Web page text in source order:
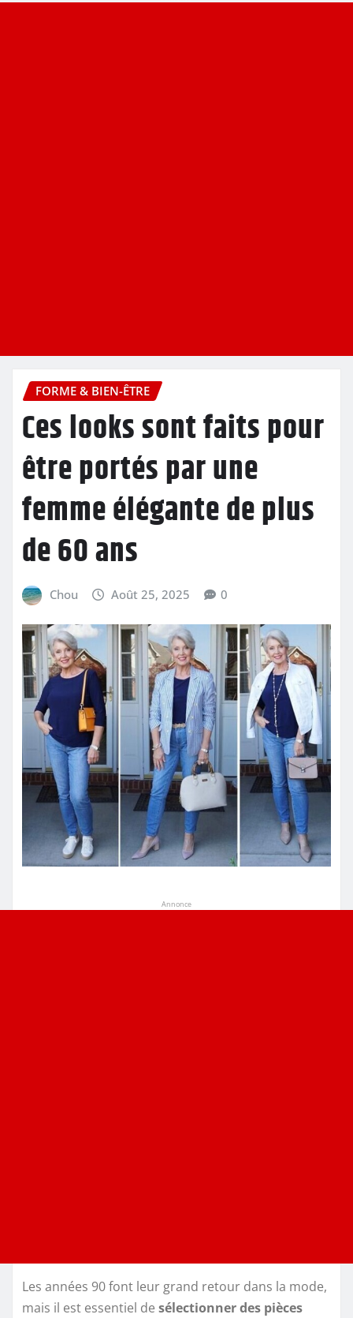
FORME & BIEN-ÊTRE
Ces looks sont faits pour
être portés par une
femme élégante de plus
de 60 ans
Chou Août 25, 2025 0
Annonce
Les années 90 font leur grand retour dans la mode,
mais il est essentiel de sélectionner des pièces